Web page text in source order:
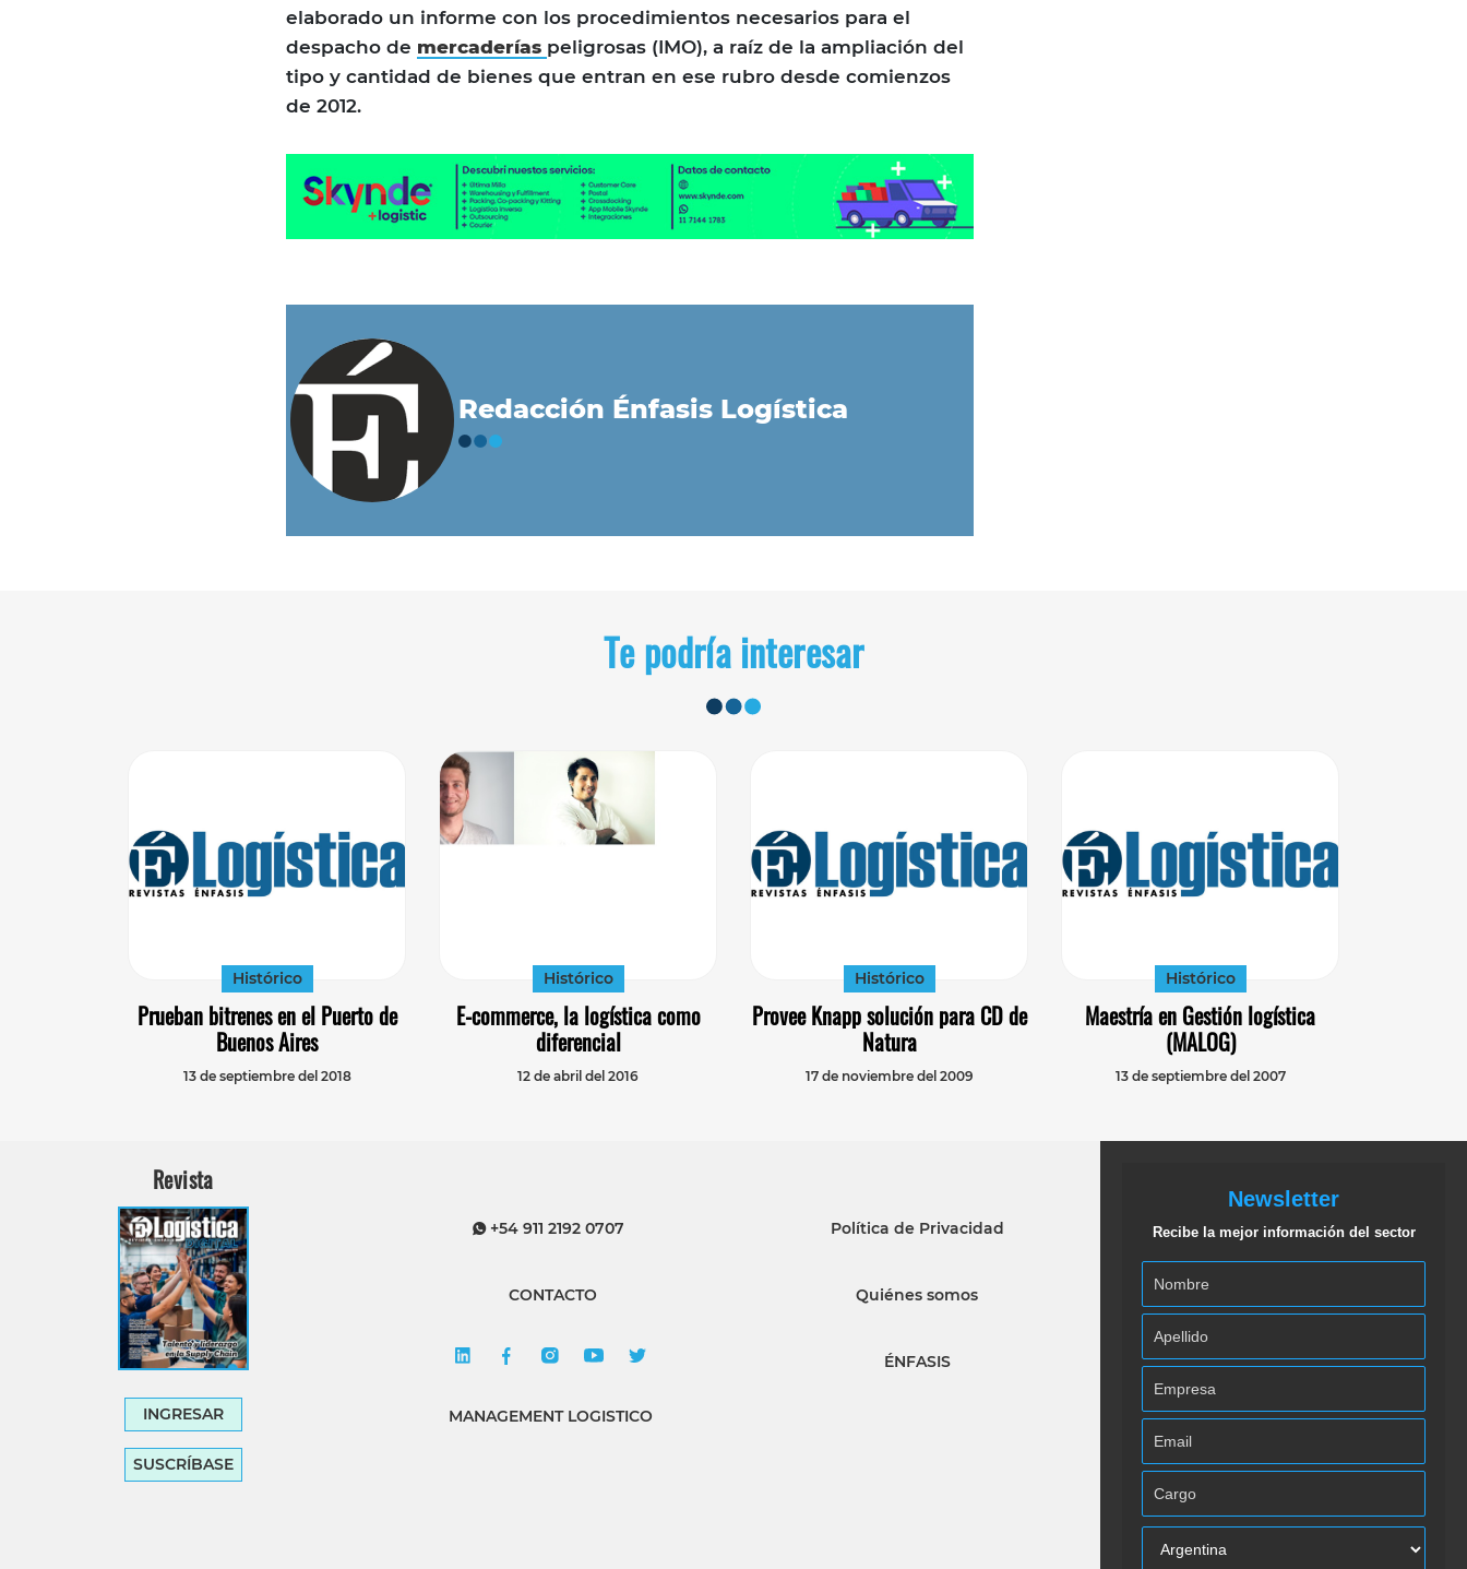
elaborado un informe con los procedimientos necesarios para el
despacho de mercaderías peligrosas (IMO), a raíz de la ampliación del
tipo y cantidad de bienes que entran en ese rubro desde comienzos
de 2012.
Redacción Énfasis Logística
Te podría interesar
Histórico
Prueban bitrenes en el Puerto de
Buenos Aires
13 de septiembre del 2018
Histórico
E-commerce, la logística como
diferencial
12 de abril del 2016
Histórico
Provee Knapp solución para CD de
Natura
17 de noviembre del 2009
Histórico
Maestría en Gestión logística
(MALOG)
13 de septiembre del 2007
Revista
INGRESAR
SUSCRÍBASE
+54 911 2192 0707
CONTACTO
MANAGEMENT LOGISTICO
Política de Privacidad
Quiénes somos
ÉNFASIS
Newsletter
Recibe la mejor información del sector